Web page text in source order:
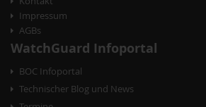
i
o
n
Impressum
AGBs
WatchGuard Infoportal
BOC Infoportal
Technischer Blog und News